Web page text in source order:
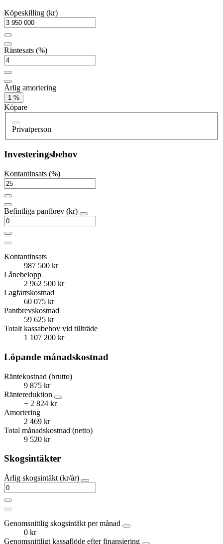
Köpeskilling (kr)
Räntesats (%)
Årlig amortering
1 %
Köpare
Privatperson
Investeringsbehov
Kontantinsats (%)
Befintliga pantbrev (kr)
Kontantinsats
987 500 kr
Lånebelopp
2 962 500 kr
Lagfartskostnad
60 075 kr
Pantbrevskostnad
59 625 kr
Totalt kassabehov vid tillträde
1 107 200 kr
Löpande månadskostnad
Räntekostnad (brutto)
9 875 kr
Räntereduktion
− 2 824 kr
Amortering
2 469 kr
Total månadskostnad (netto)
9 520 kr
Skogsintäkter
Årlig skogsintäkt (kr/år)
Genomsnittlig skogsintäkt per månad
0 kr
Genomsnittligt kassaflöde efter finansiering